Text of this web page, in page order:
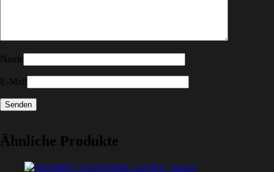
Name
E-Mail
Ähnliche Produkte